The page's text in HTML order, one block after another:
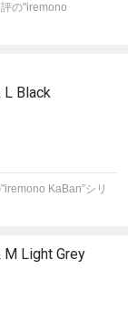
の"iremono
L Black
KaBan”シリ
M Light Grey